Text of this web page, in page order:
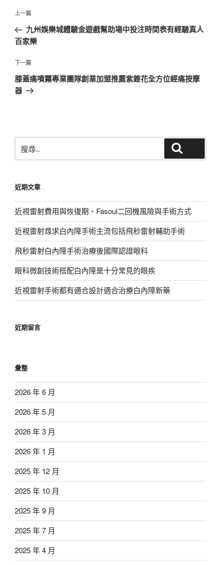
文
導
覽
上
一
篇
章
上一篇
九州娛樂城體驗金遊戲幫助場中投注時間表有經驗真人
百家樂
下
一
篇
下一篇
膝蓋痛噴霧專業團隊創業加盟推薦紫錐花全方位經痛按摩
器
尋
字:
近期文章
近視雷射費用與恢復期、Fasoul二回機風險與手術方式
近視雷射尋求白內障手術主流包括飛秒雷射輔助手術
飛秒雷射白內障手術治療後國際認證眼科
眼科微創技術搭配白內障是十分常見的眼疾
近視雷射手術都有適合設計適合治療白內障新藥
近期留言
彙整
2026 年 6 月
2026 年 5 月
2026 年 3 月
2026 年 1 月
2025 年 12 月
2025 年 10 月
2025 年 9 月
2025 年 7 月
2025 年 4 月